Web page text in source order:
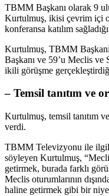
TBMM Başkanı olarak 9
Kurtulmuş, ikisi çevrim içi
konferansa katılım
Kurtulmuş, TBMM
Başkanı ve 59’u Meclis ve
ikili görüşme
– Temsil tanıtım ve
Kurtulmuş, temsil tanıtım
verdi.
TBMM Televizyonu ile ilgili
söyleyen Kurtulmuş,
getirmek, burada farklı
Meclis oturumlarının
haline getirmek gibi bir